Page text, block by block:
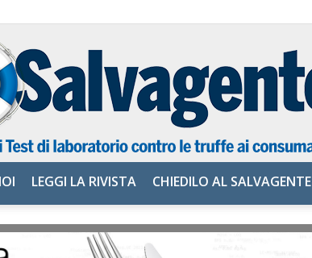
LEGGI LA RIVISTA CHIEDILO AL SALVAGENTE